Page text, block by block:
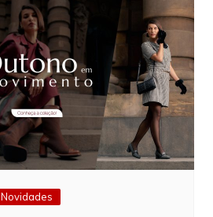
Novidades